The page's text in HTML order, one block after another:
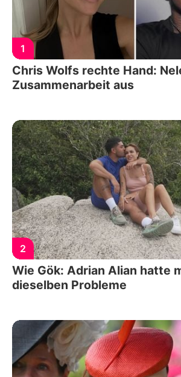
1
Chris Wolfs rechte Hand:
Zusammenarbeit aus
2
Wie Gök: Adrian Alian hatte
dieselben Probleme